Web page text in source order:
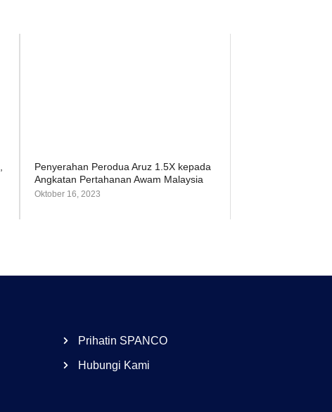
Penyerahan Perodua Aruz 1.5X kepada
Angkatan Pertahanan Awam Malaysia
Oktober 16, 2023
Prihatin SPANCO
Hubungi Kami